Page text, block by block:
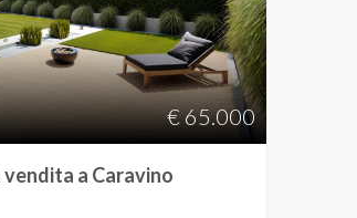
€ 65.000
vendita a Caravino